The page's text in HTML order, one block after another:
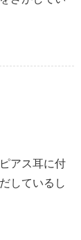
アス耳に付
しているし